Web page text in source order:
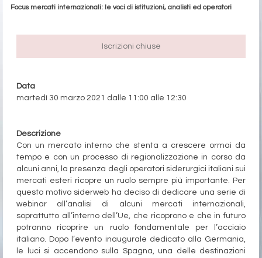
Focus mercati internazionali: le voci di istituzioni, analisti ed operatori
Iscrizioni chiuse
Data
martedì 30 marzo 2021 dalle 11:00 alle 12:30
Descrizione
Con un mercato interno che stenta a crescere ormai da
tempo e con un processo di regionalizzazione in corso da
alcuni anni, la presenza degli operatori siderurgici italiani sui
mercati esteri ricopre un ruolo sempre più importante. Per
questo motivo siderweb ha deciso di dedicare una serie di
webinar all’analisi di alcuni mercati internazionali,
soprattutto all’interno dell’Ue, che ricoprono e che in futuro
potranno ricoprire un ruolo fondamentale per l’acciaio
italiano. Dopo l’evento inaugurale dedicato alla Germania,
le luci si accendono sulla Spagna, una delle destinazioni